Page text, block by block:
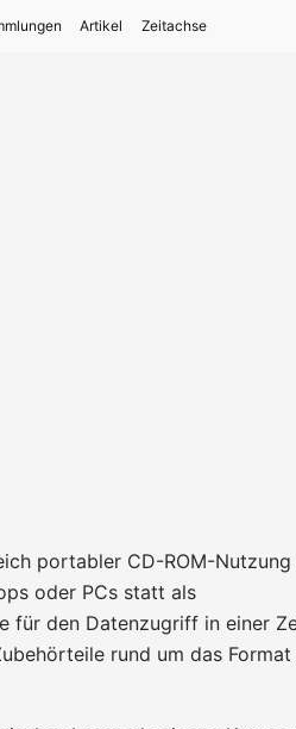
Artikel Zeitachse
portabler CD-ROM-Nutzung
oder PCs statt als
für den Datenzugriff in einer
rund um das Format